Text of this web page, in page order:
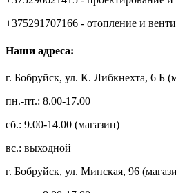
+375291707166 - отопление и
Наши адреса:
г. Бобруйск, ул. К. Либкнехта, 6 Б
пн.-пт.: 8.00-17.00
сб.: 9.00-14.00 (магазин)
вс.: выходной
г. Бобруйск, ул. Минская, 96